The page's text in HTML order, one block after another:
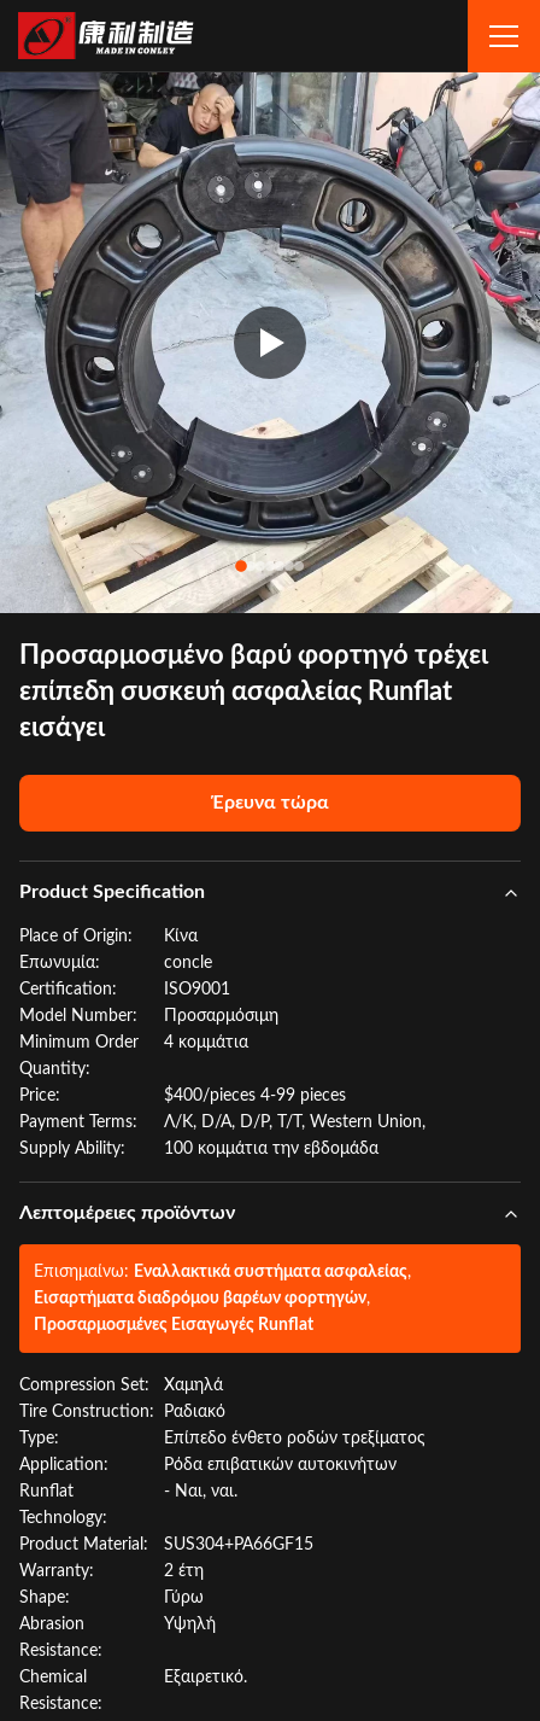
Προσαρμοσμένο βαρύ φορτηγό τρέχει
επίπεδη συσκευή ασφαλείας Runflat
εισάγει
Έρευνα τώρα
Product Specification
Place of Origin:
Κίνα
Επωνυμία:
concle
Certification:
ISO9001
Model Number:
Προσαρμόσιμη
Minimum Order
Quantity:
4 κομμάτια
Price:
$400/pieces 4-99 pieces
Payment Terms:
Λ/Κ, D/A, D/P, T/T, Western Union,
Supply Ability:
100 κομμάτια την εβδομάδα
Λεπτομέρειες προϊόντων
Επισημαίνω: Εναλλακτικά συστήματα ασφαλείας,
Εισαρτήματα διαδρόμου βαρέων φορτηγών,
Προσαρμοσμένες Εισαγωγές Runflat
Compression Set:
Χαμηλά
Tire Construction:
Ραδιακό
Type:
Επίπεδο ένθετο ροδών τρεξίματος
Application:
Ρόδα επιβατικών αυτοκινήτων
Runflat
Technology:
- Ναι, ναι.
Product Material:
SUS304+PA66GF15
Warranty:
2 έτη
Shape:
Γύρω
Abrasion
Resistance:
Υψηλή
Chemical
Resistance:
Εξαιρετικό.